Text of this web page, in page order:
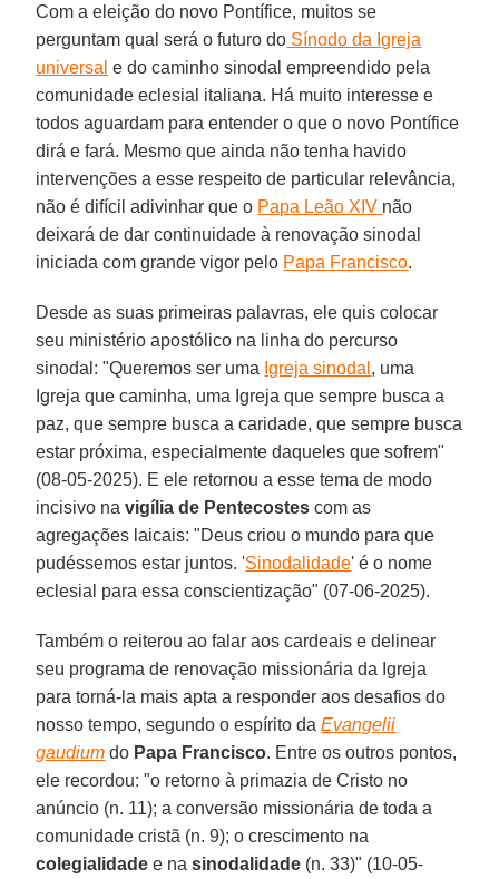
Com a eleição do novo Pontífice, muitos se
perguntam qual será o futuro do Sínodo da Igreja
universal e do caminho sinodal empreendido pela
comunidade eclesial italiana. Há muito interesse e
todos aguardam para entender o que o novo Pontífice
dirá e fará. Mesmo que ainda não tenha havido
intervenções a esse respeito de particular relevância,
não é difícil adivinhar que o Papa Leão XIV não
deixará de dar continuidade à renovação sinodal
iniciada com grande vigor pelo Papa Francisco.
Desde as suas primeiras palavras, ele quis colocar
seu ministério apostólico na linha do percurso
sinodal: "Queremos ser uma Igreja sinodal , uma
Igreja que caminha, uma Igreja que sempre busca a
paz, que sempre busca a caridade, que sempre busca
estar próxima, especialmente daqueles que sofrem"
(08-05-2025). E ele retornou a esse tema de modo
incisivo navigília de Pentecostes com as
agregações laicais: "Deus criou o mundo para que
pudéssemos estar juntos. 'Sinodalidade' é o nome
eclesial para essa conscientização" (07-06-2025).
Também o reiterou ao falar aos cardeais e delinear
seu programa de renovação missionária da Igreja
para torná-la mais apta a responder aos desafios do
nosso tempo, segundo o espírito daEvangelii
gaudium do Papa Francisco. Entre os outros pontos,
ele recordou: "o retorno à primazia de Cristo no
anúncio (n. 11); a conversão missionária de toda a
comunidade cristã (n. 9); o crescimento na
colegialidade e nasinodalidade (n. 33)" (10-05-